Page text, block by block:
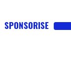
SPONSORISE